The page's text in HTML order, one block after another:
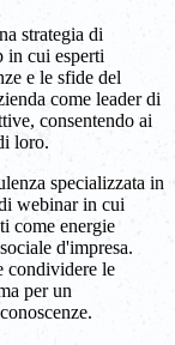
strategia di
in cui esperti
e le sfide del
come leader di
consentendo ai
loro.
specializzata in
webinar in cui
come energie
d'impresa.
condividere le
per un